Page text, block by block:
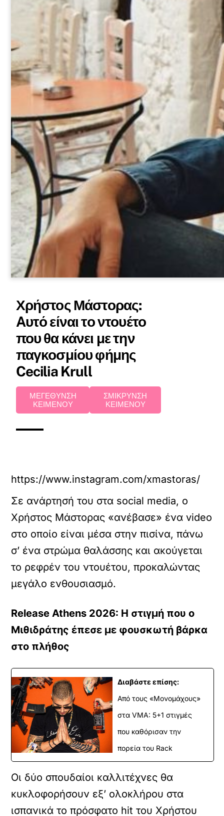
Χρήστος Μάστορας:
Aυτό είναι το ντουέτο
που θα κάνει με την
παγκοσμίου φήμης
Cecilia Krull
ΜΕΓΕΘΥΝΣΗ
ΚΕΙΜΕΝΟΥ
ΣΜΙΚΡΥΝΣΗ
ΚΕΙΜΕΝΟΥ
https://www.instagram.com/xmastoras/
Σε ανάρτησή του στα social media, ο
Χρήστος Μάστορας «ανέβασε» ένα video
στο οποίο είναι μέσα στην πισίνα, πάνω
σ’ ένα στρώμα θαλάσσης και ακούγεται
το ρεφρέν του ντουέτου, προκαλώντας
μεγάλο ενθουσιασμό.
Release Athens 2026: Η στιγμή που ο
Μιθιδράτης έπεσε με φουσκωτή βάρκα
στο πλήθος
Διαβάστε επίσης:
Από τους «Μονομάχους»
στα VMA: 5+1 στιγμές
που καθόρισαν την
πορεία του Rack
Οι δύο σπουδαίοι καλλιτέχνες θα
κυκλοφορήσουν εξ’ ολοκλήρου στα
ισπανικά το πρόσφατο hit του Χρήστου